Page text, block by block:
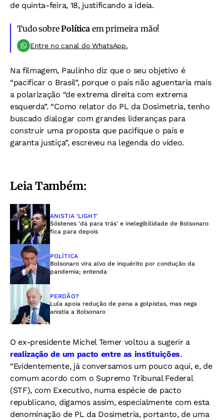
de quinta-feira, 18, justificando a ideia.
Tudo sobrePolíticaem primeira mão!
Entre no canal do WhatsApp.
Na filmagem, Paulinho diz que o seu objetivo é
“pacificar o Brasil”, porque o país não aguentaria mais
a polarização “de extrema direita com extrema
esquerda”. “Como relator do PL da Dosimetria, tenho
buscado dialogar com grandes lideranças para
construir uma proposta que pacifique o país e
garanta justiça”, escreveu na legenda do vídeo.
Leia Também:
ANISTIA 'LIGHT'
Sóstenes 'dá para trás' e inelegibilidade de Bolsonaro
fica para depois
POLÍTICA
Bolsonaro vira alvo de inquérito por condução da
pandemia; entenda
PERDÃO?
Lula apoia redução de pena a golpistas, mas nega
anistia a Bolsonaro
O ex-presidente Michel Temer voltou a sugerir a
realização de um pacto entre as instituições.
“Evidentemente, já conversamos um pouco aqui, e, de
comum acordo com o Supremo Tribunal Federal
(STF), com Executivo, numa espécie de pacto
republicano, digamos assim, especialmente com esta
denominação de PL da Dosimetria, portanto, de uma